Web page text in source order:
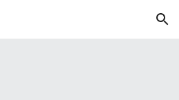
Skip to navigation